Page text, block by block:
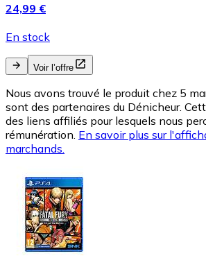
24,99 €
En stock
Voir l’offre
Nous avons trouvé le produit chez 5
sont des partenaires du Dénicheur.
des liens affiliés pour lesquels nous
rémunération. En savoir plus sur
marchands.